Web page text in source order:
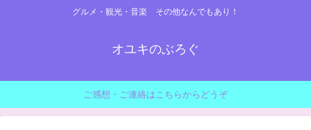
グルメ・観光・音楽 その他なんでもあり！
オユキのぶろぐ
ご感想・ご連絡はこちらからどうぞ